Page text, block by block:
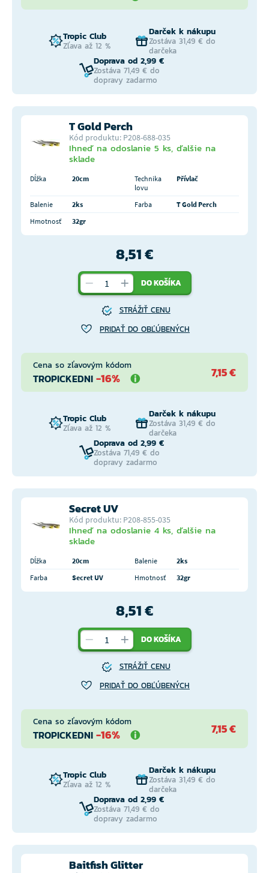
Tropic Club
Zľava až 12 %
Darček k nákupu
Zostáva 31,49 € do
darčeka
Doprava od 2,99 €
Zostáva 71,49 € do
dopravy zadarmo
T Gold Perch
Kód produktu: P208-688-035
Ihneď na odoslanie 5 ks, ďalšie na
sklade
Dĺžka 20cm
Technika
lovu
Přívlač
Balenie 2ks Farba
T Gold Perch
Hmotnosť
32gr
8,51 €
DO KOŠÍKA
STRÁŽIŤ CENU
PRIDAŤ DO OBĽÚBENÝCH
Cena so zľavovým kódom
TROPICKEDNI -16% 7,15 €
Tropic Club
Zľava až 12 %
Darček k nákupu
Zostáva 31,49 € do
darčeka
Doprava od 2,99 €
Zostáva 71,49 € do
dopravy zadarmo
Secret UV
Kód produktu: P208-855-035
Ihneď na odoslanie 4 ks, ďalšie na
sklade
Dĺžka 20cm Balenie
2ks
Farba
Secret UV Hmotnosť 32gr
8,51 €
DO KOŠÍKA
STRÁŽIŤ CENU
PRIDAŤ DO OBĽÚBENÝCH
Cena so zľavovým kódom
TROPICKEDNI -16% 7,15 €
Tropic Club
Zľava až 12 %
Darček k nákupu
Zostáva 31,49 € do
darčeka
Doprava od 2,99 €
Zostáva 71,49 € do
dopravy zadarmo
Baitfish Glitter